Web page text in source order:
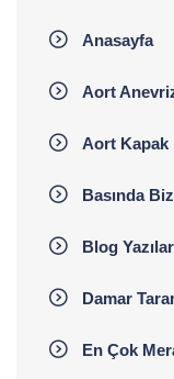
Anasayfa
Aort
Aort Kapak
Basında Biz
Blog
Damar
En Çok